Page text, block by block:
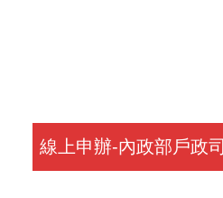
線上申辦-內政部戶政司